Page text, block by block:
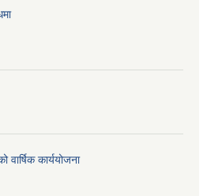
वार्षिक कार्ययोजना